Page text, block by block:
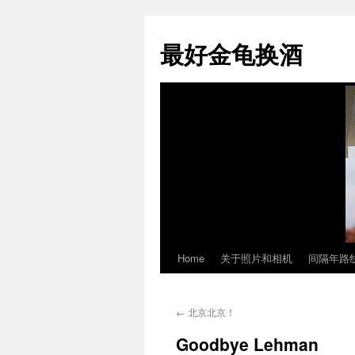
最好金龟换酒
Skip
content
Home 关于照片和相机 间隔年路
← 北京北京！
Goodbye Lehman